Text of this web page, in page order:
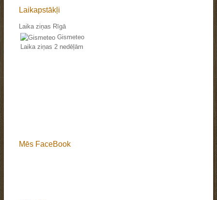
Laikapstākļi
Laika ziņas Rīgā
Gismeteo
Laika ziņas 2 nedēļām
Mēs FaceBook